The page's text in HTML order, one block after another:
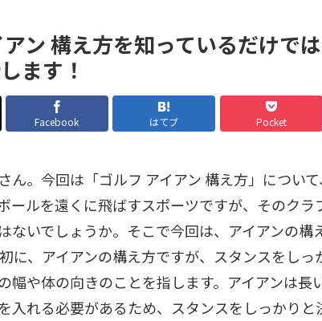
ン 構え方を知っているだけで
ます！
Facebook はてブ Pocket
ん。今回は「ゴルフ アイアン 構え方」につい
ールを遠くに飛ばすスポーツですが、そのク
ないでしょうか。そこで今回は、アイアンの
に、アイアンの構え方ですが、スタンスをし
幅や体の向きのことを指します。アイアンは長
入れる必要があるため、スタンスをしっかりと